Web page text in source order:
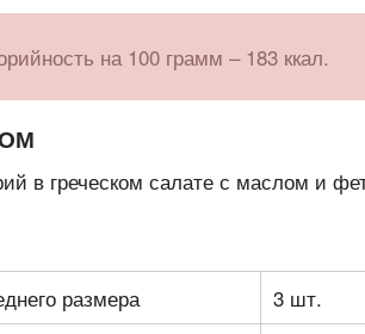
на 100 грамм – 183 ккал.
размера
3 шт.